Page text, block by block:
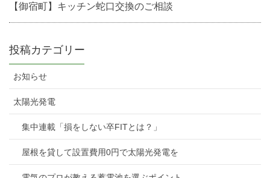
【御宿町】キッチン蛇口交換のご相談
投稿カテゴリー
お知らせ
太陽光発電
集中連載「損をしない卒FITとは？」
屋根を貸して設置費用0円で太陽光発電を